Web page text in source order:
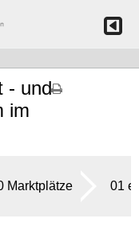
- und
im
Marktplätze 01